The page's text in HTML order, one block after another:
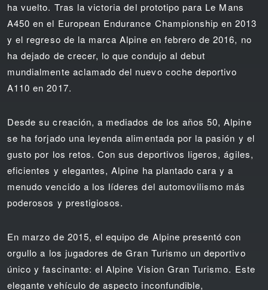
ha vuelto. Tras la victoria del prototipo para Le Mans
A450 en el European Endurance Championship en 2013
y el regreso de la marca Alpine en febrero de 2016, no
ha dejado de crecer, lo que condujo al debut
mundialmente aclamado del nuevo coche deportivo
A110 en 2017.
Desde su creación, a mediados de los años 50, Alpine
se ha forjado una leyenda alimentada por la pasión y el
gusto por los retos. Con sus deportivos ligeros, ágiles,
eficientes y elegantes, Alpine ha plantado cara y a
menudo vencido a los líderes del automovilismo más
poderosos y prestigiosos.
En marzo de 2015, el equipo de Alpine presentó con
orgullo a los jugadores de Gran Turismo un deportivo
único y fascinante: el Alpine Vision Gran Turismo. Este
elegante vehículo de aspecto inconfundible,